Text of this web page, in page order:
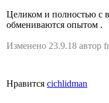
Целиком и полностью с
обмениваются опытом .
Изменено 23.9.18 автор
Нравится cichlidman